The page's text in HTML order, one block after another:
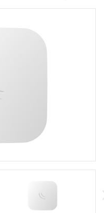
ports 2 | MU-
type Internal |